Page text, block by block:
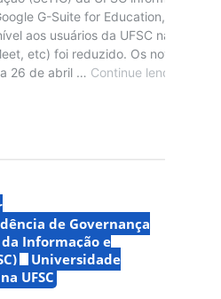
de Governança
Informação e
Universidade
UFSC